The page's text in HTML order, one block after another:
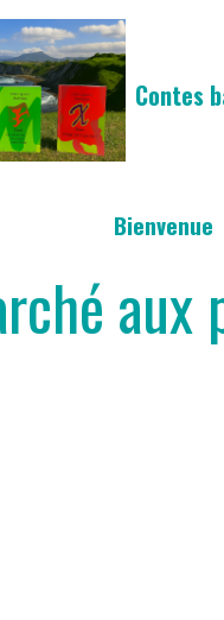
Contes
Bienvenue
aux